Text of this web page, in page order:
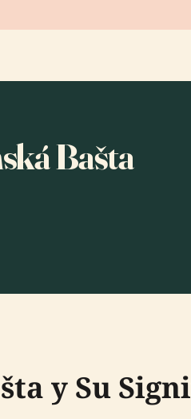
Bašta
y Su